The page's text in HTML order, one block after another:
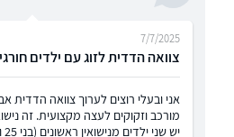
צוואה הדדית לזוג עם ילדים
7/7/2025
אני ובעלי רוצים לערוך צוואה הדדית
מורכב וזקוקים לעצה מקצועית. זה